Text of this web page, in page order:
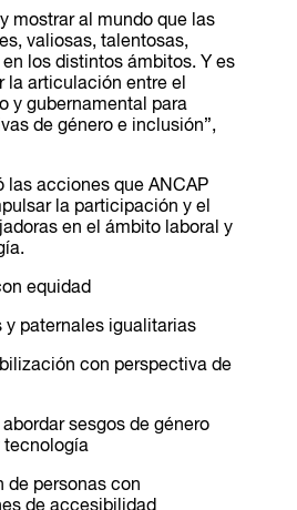
mostrar al mundo que las
valiosas, talentosas,
los distintos ámbitos. Y es
articulación entre el
y gubernamental para
de género e inclusión”,
las acciones que ANCAP
la participación y el
en el ámbito laboral y
equidad
paternales igualitarias
con perspectiva de
sesgos de género
tecnología
de personas con